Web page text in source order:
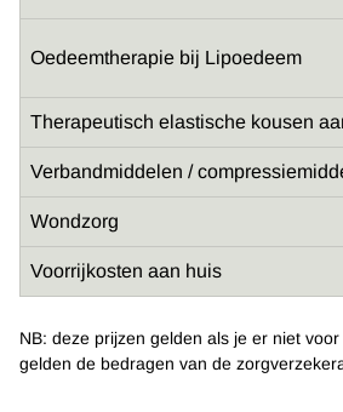
Oedeemtherapie bij Lipoedeem
Therapeutisch elastische kousen
Verbandmiddelen /
Wondzorg
Voorrijkosten aan huis
NB: deze prijzen gelden als je er niet
gelden de bedragen van de